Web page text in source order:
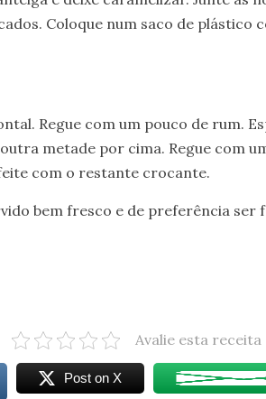
Coloque num saco de plástico
Regue com um pouco de rum.
metade por cima. Regue com
com o restante crocante.
bem fresco e de preferência ser
Avalie esta receita
Post on X